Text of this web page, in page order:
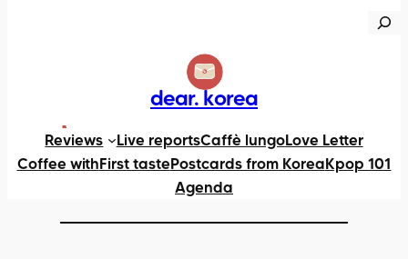
c
dear. korea
TikTok
Reviews Live reportsCaffè lungoLove Letter
Coffee withFirst tastePostcards from KoreaKpop 101
Agenda